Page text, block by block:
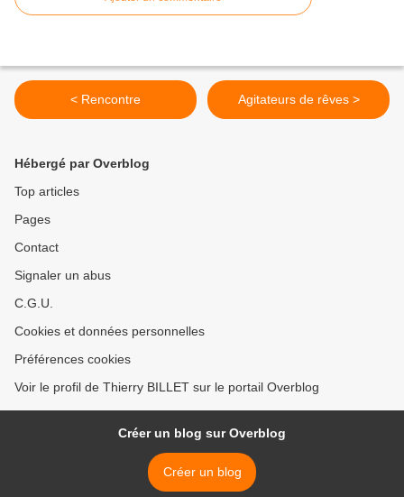
< Rencontre Agitateurs de rêves >
Hébergé par Overblog
Top articles
Pages
Contact
Signaler un abus
C.G.U.
Cookies et données personnelles
Préférences cookies
Voir le profil de Thierry BILLET sur le portail Overblog
Créer un blog sur Overblog
Créer un blog